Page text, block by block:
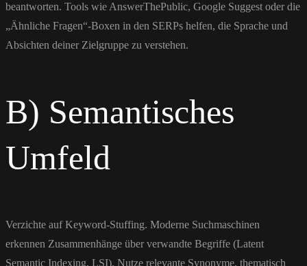
beantworten. Tools wie AnswerThePublic, Google Suggest oder die
„Ähnliche Fragen“-Boxen in den SERPs helfen, die Sprache und
Absichten deiner Zielgruppe zu verstehen.
B) Semantisches
Umfeld
Verzichte auf Keyword-Stuffing. Moderne Suchmaschinen
erkennen Zusammenhänge über verwandte Begriffe (Latent
Semantic Indexing, LSI). Nutze relevante Synonyme, thematisch